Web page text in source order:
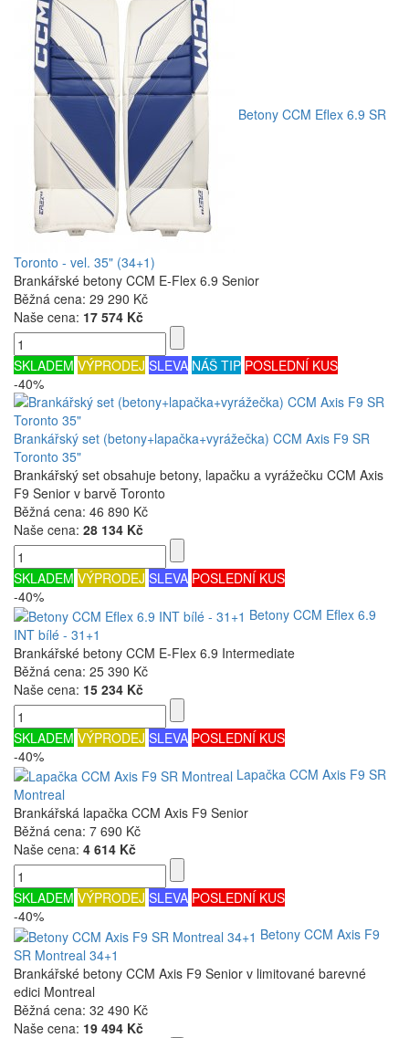
Betony CCM Eflex 6.9 SR
Toronto - vel. 35" (34+1)
Brankářské betony CCM E-Flex 6.9 Senior
Běžná cena: 29 290 Kč
Naše cena: 17 574 Kč
SKLADEM VÝPRODEJ SLEVA NÁŠ TIP POSLEDNÍ KUS
-40%
Brankářský set (betony+lapačka+vyrážečka) CCM Axis F9 SR
Toronto 35"
Brankářský set obsahuje betony, lapačku a vyrážečku CCM Axis
F9 Senior v barvě Toronto
Běžná cena: 46 890 Kč
Naše cena: 28 134 Kč
SKLADEM VÝPRODEJ SLEVA POSLEDNÍ KUS
-40%
Betony CCM Eflex 6.9
INT bílé - 31+1
Brankářské betony CCM E-Flex 6.9 Intermediate
Běžná cena: 25 390 Kč
Naše cena: 15 234 Kč
SKLADEM VÝPRODEJ SLEVA POSLEDNÍ KUS
-40%
Lapačka CCM Axis F9 SR
Montreal
Brankářská lapačka CCM Axis F9 Senior
Běžná cena: 7 690 Kč
Naše cena: 4 614 Kč
SKLADEM VÝPRODEJ SLEVA POSLEDNÍ KUS
-40%
Betony CCM Axis F9
SR Montreal 34+1
Brankářské betony CCM Axis F9 Senior v limitované barevné
edici Montreal
Běžná cena: 32 490 Kč
Naše cena: 19 494 Kč